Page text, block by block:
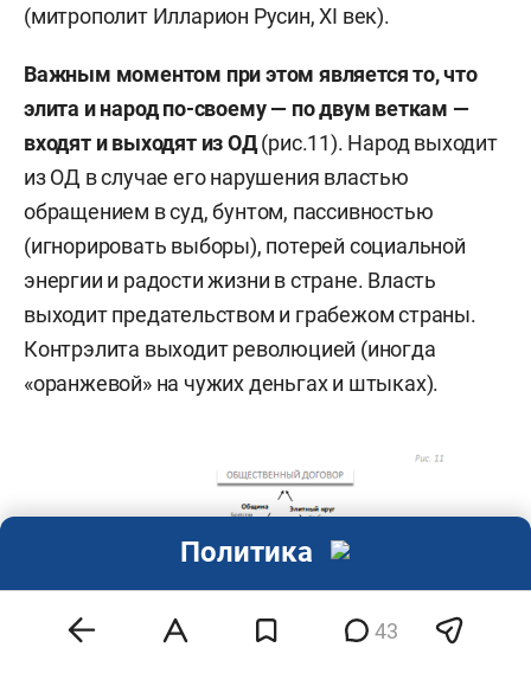
(митрополит Илларион Русин, XI век).
Важным моментом при этом является то, что
элита и народ по-своему — по двум веткам —
входят и выходят из ОД(рис.11). Народ выходит
из ОД в случае его нарушения властью
обращением в суд, бунтом, пассивностью
(игнорировать выборы), потерей социальной
энергии и радости жизни в стране. Власть
выходит предательством и грабежом страны.
Контрэлита выходит революцией (иногда
«оранжевой» на чужих деньгах и штыках).
43
Политика